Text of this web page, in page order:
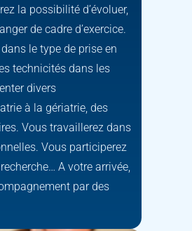
la possibilité d’évoluer,
de cadre d’exercice.
le type de prise en
technicités dans les
divers
à la gériatrie, des
Vous travaillerez dans
Vous participerez
A votre arrivée,
par des